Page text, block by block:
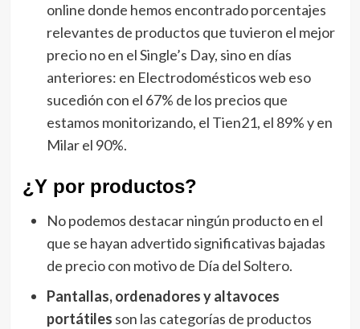
online donde hemos encontrado porcentajes
relevantes de productos que tuvieron el mejor
precio no en el Single’s Day, sino en días
anteriores: en Electrodomésticos web eso
sucedión con el 67% de los precios que
estamos monitorizando, el Tien21, el 89% y en
Milar el 90%.
¿Y por productos?
No podemos destacar ningún producto en el
que se hayan advertido significativas bajadas
de precio con motivo de Día del Soltero.
Pantallas, ordenadores y altavoces
portátiles son las categorías de productos